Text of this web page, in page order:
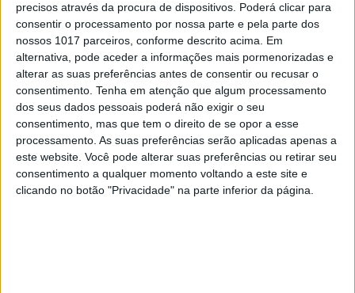
precisos através da procura de dispositivos. Poderá clicar para
consentir o processamento por nossa parte e pela parte dos
nossos 1017 parceiros, conforme descrito acima. Em
alternativa, pode aceder a informações mais pormenorizadas e
alterar as suas preferências antes de consentir ou recusar o
consentimento. Tenha em atenção que algum processamento
dos seus dados pessoais poderá não exigir o seu
consentimento, mas que tem o direito de se opor a esse
processamento. As suas preferências serão aplicadas apenas a
este website. Você pode alterar suas preferências ou retirar seu
consentimento a qualquer momento voltando a este site e
clicando no botão "Privacidade" na parte inferior da página.
Podem olhar-se para todos os recordes —
campeão mais velho pela primeira vez, maior
número de temporadas no 450SX antes de
conquistar um título, primeiro campeão da
Suzuki em 16 anos, entre muitos outros —
mas esta conquista vai muito além das
estatísticas.
Continuar a ler